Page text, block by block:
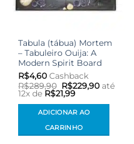
Tabula (tábua) Mortem
– Tabuleiro Ouija: A
Modern Spirit Board
R$4,60 Cashback
R$289,90 O
preço
original
era:
R$289,90.
R$229,90Oaté
12x de R$21,99
ADICIONAR AO
CARRINHO